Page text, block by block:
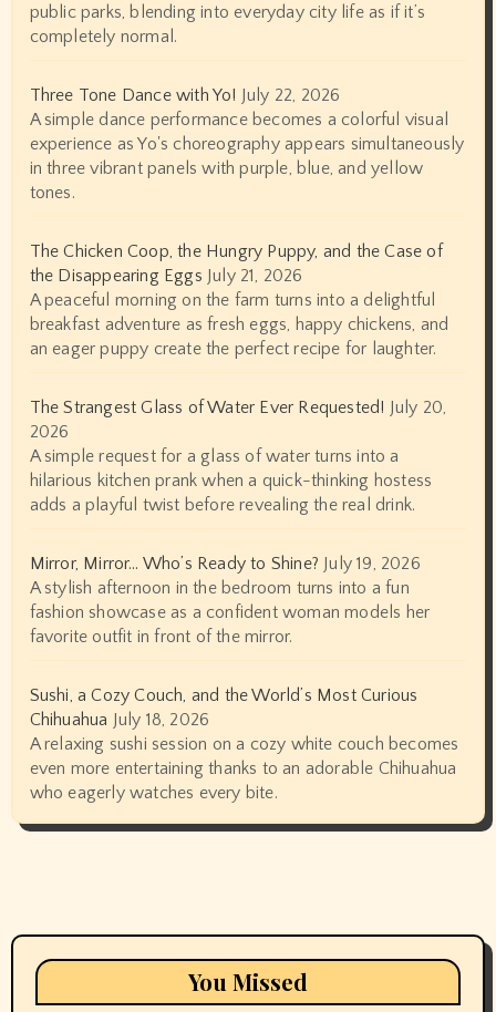
public parks, blending into everyday city life as if it’s
completely normal.
Three Tone Dance with Yo! July 22, 2026
A simple dance performance becomes a colorful visual
experience as Yo's choreography appears simultaneously
in three vibrant panels with purple, blue, and yellow
tones.
The Chicken Coop, the Hungry Puppy, and the Case of
the Disappearing Eggs July 21, 2026
A peaceful morning on the farm turns into a delightful
breakfast adventure as fresh eggs, happy chickens, and
an eager puppy create the perfect recipe for laughter.
The Strangest Glass of Water Ever Requested! July 20,
2026
A simple request for a glass of water turns into a
hilarious kitchen prank when a quick-thinking hostess
adds a playful twist before revealing the real drink.
Mirror, Mirror… Who’s Ready to Shine? July 19, 2026
A stylish afternoon in the bedroom turns into a fun
fashion showcase as a confident woman models her
favorite outfit in front of the mirror.
Sushi, a Cozy Couch, and the World’s Most Curious
Chihuahua July 18, 2026
A relaxing sushi session on a cozy white couch becomes
even more entertaining thanks to an adorable Chihuahua
who eagerly watches every bite.
You Missed